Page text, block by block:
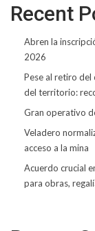
Recent
Abren la
2026
Pese al retiro del
del territorio:
Gran operativo
Veladero
acceso a la mina
Acuerdo crucial
para obras,